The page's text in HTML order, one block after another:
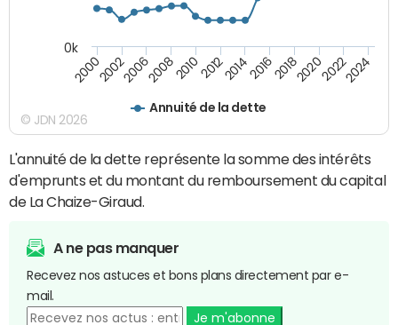
Annuité de la dette
200020022006200820102012201420162018202020222024
0k
© JDN 2026
L'annuité de la dette représente la somme des intérêts
d'emprunts et du montant du remboursement du capital
de La Chaize-Giraud.
A ne pas manquer
Recevez nos astuces et bons plans directement par e-
mail.
Je m'abonne